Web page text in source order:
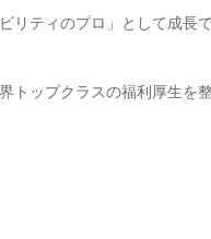
リティのプロ」として成長で
トップクラスの福利厚生を